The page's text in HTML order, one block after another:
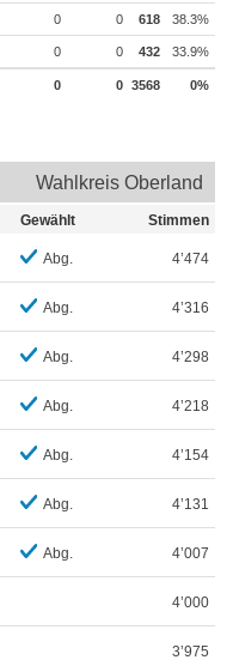
0 0 618 38.3%
0 0 432 33.9%
0 0 3568 0%
Wahlkreis Oberland
Gewählt Stimmen
Abg. 4’474
Abg. 4’316
Abg. 4’298
Abg. 4’218
Abg. 4’154
Abg. 4’131
Abg. 4’007
4’000
3’975